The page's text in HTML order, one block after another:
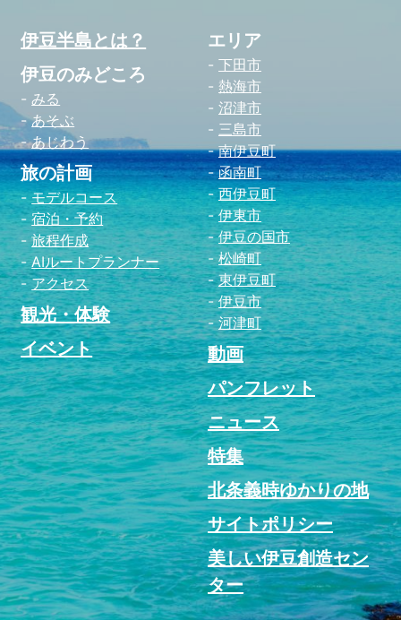
伊豆半島とは？
伊豆のみどころ
みる
あそぶ
あじわう
旅の計画
モデルコース
宿泊・予約
旅程作成
AIルートプランナー
アクセス
観光・体験
イベント
エリア
下田市
熱海市
沼津市
三島市
南伊豆町
函南町
西伊豆町
伊東市
伊豆の国市
松崎町
東伊豆町
伊豆市
河津町
動画
パンフレット
ニュース
特集
北条義時ゆかりの地
サイトポリシー
美しい伊豆創造セン
ター